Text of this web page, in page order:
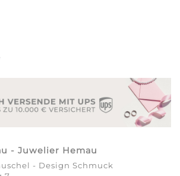
- Juwelier Hemau
- Design Schmuck